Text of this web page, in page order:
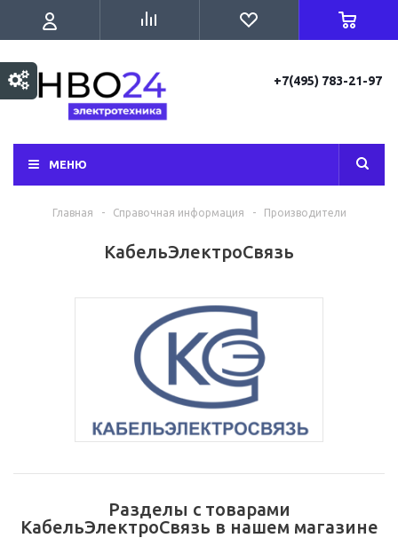
+7(495) 783-21-97
МЕНЮ
Главная - Справочная информация - Производители
КабельЭлектроСвязь
Разделы с товарами
КабельЭлектроСвязь в нашем магазине